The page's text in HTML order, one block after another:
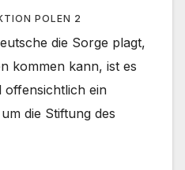
POLEN 2
die Sorge plagt,
kommen kann, ist es
offensichtlich ein
die Stiftung des